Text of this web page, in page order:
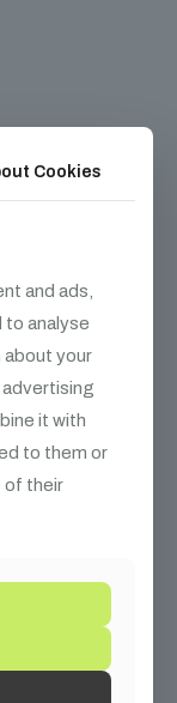
Cookies
and ads,
to analyse
about your
advertising
it with
to them or
of their